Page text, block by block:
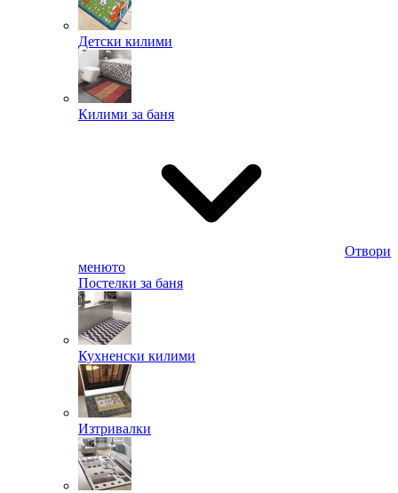
Детски килими
Килими за баня
Отвори
менюто
Постелки за баня
Кухненски килими
Изтривалки